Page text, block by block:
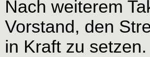
Nach weiterem
Vorstand, den
in Kraft zu setzen.